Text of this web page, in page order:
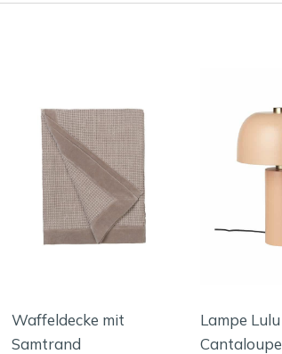
Waffeldecke mit
Samtrand
Lampe Lulu
Cantaloupe